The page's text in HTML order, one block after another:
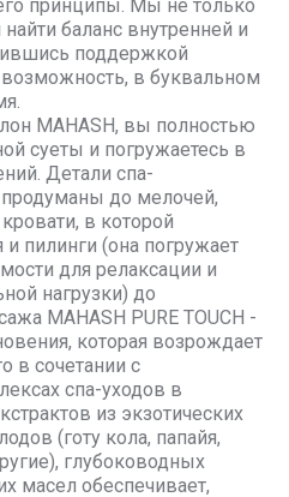
принципы. Мы не только
баланс внутренней и
поддержкой
в буквальном
MAHASH, вы полностью
суеты и погружаетесь в
Детали спа-
до мелочей,
в которой
пилинги (она погружает
для релаксации и
нагрузки) до
MAHASH PURE TOUCH -
которая возрождает
в сочетании с
спа-уходов в
из экзотических
(готу кола, папайя,
глубоководных
масел обеспечивает,